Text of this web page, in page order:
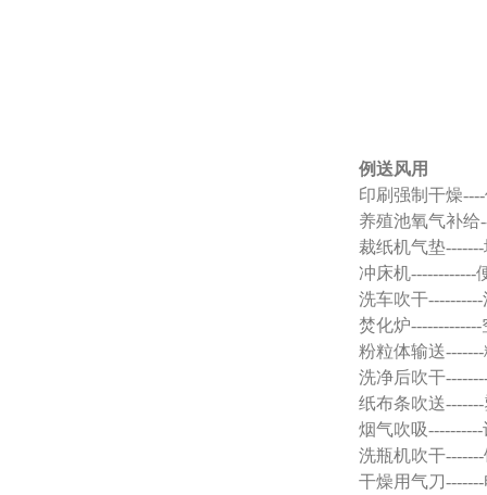
例送风用
印刷强制干燥
养殖池氧气补给
裁纸机气垫
冲床机------------
洗车吹干
焚化炉
粉粒体输送
洗净后吹干
纸布条吹送
烟气吹吸
洗瓶机吹干
干燥用气刀